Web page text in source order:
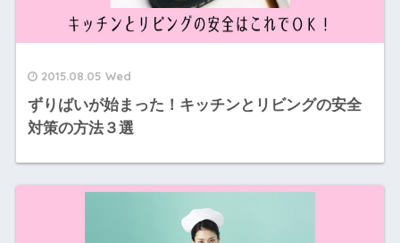
2015.08.05 Wed
ずりばいが始まった！キッチンとリビングの安全
対策の方法３選